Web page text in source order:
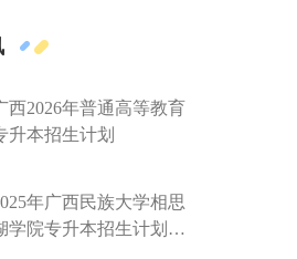
西2026年普通高等教育
升本招生计划
年广西民族大学相思
学院专升本招生计划公